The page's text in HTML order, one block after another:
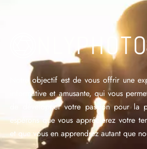
Notre objectif est de vous offrir une
informative et amusante, qui vous
de développer votre passion pour la
espérons que vous apprécierez votre
et que vous en apprendrez autant que